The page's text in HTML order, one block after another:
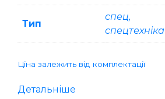
Тип
спец,
спецтехніка
Ціна залежить від комплектації
Детальніше